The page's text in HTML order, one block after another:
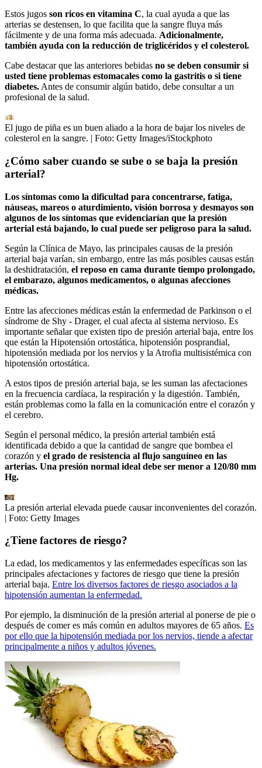
Estos jugos son ricos en vitamina C, la cual ayuda a que las
arterias se destensen, lo que facilita que la sangre fluya más
fácilmente y de una forma más adecuada. Adicionalmente,
también ayuda con la reducción de triglicéridos y el colesterol.
Cabe destacar que las anteriores bebidas no se deben consumir si
usted tiene problemas estomacales como la gastritis o si tiene
diabetes. Antes de consumir algún batido, debe consultar a un
profesional de la salud.
El jugo de piña es un buen aliado a la hora de bajar los niveles de
colesterol en la sangre. | Foto: Getty Images/iStockphoto
¿Cómo saber cuando se sube o se baja la presión
arterial?
Los síntomas como la dificultad para concentrarse, fatiga,
náuseas, mareos o aturdimiento, visión borrosa y desmayos son
algunos de los síntomas que evidenciarían que la presión
arterial está bajando, lo cual puede ser peligroso para la salud.
Según la Clínica de Mayo, las principales causas de la presión
arterial baja varían, sin embargo, entre las más posibles causas están
la deshidratación, el reposo en cama durante tiempo prolongado,
el embarazo, algunos medicamentos, o algunas afecciones
médicas.
Entre las afecciones médicas están la enfermedad de Parkinson o el
síndrome de Shy - Drager, el cual afecta al sistema nervioso. Es
importante señalar que existen tipo de presión arterial baja, entre los
que están la Hipotensión ortostática, hipotensión posprandial,
hipotensión mediada por los nervios y la Atrofia multisistémica con
hipotensión ortostática.
A estos tipos de presión arterial baja, se les suman las afectaciones
en la frecuencia cardíaca, la respiración y la digestión. También,
están problemas como la falla en la comunicación entre el corazón y
el cerebro.
Según el personal médico, la presión arterial también está
identificada debido a que la cantidad de sangre que bombea el
corazón y el grado de resistencia al flujo sanguíneo en las
arterias. Una presión normal ideal debe ser menor a 120/80 mm
Hg.
La presión arterial elevada puede causar inconvenientes del corazón.
| Foto: Getty Images
¿Tiene factores de riesgo?
La edad, los medicamentos y las enfermedades específicas son las
principales afectaciones y factores de riesgo que tiene la presión
arterial baja. Entre los diversos factores de riesgo asociados a la
hipotensión aumentan la enfermedad.
Por ejemplo, la disminución de la presión arterial al ponerse de pie o
después de comer es más común en adultos mayores de 65 años. Es
por ello que la hipotensión mediada por los nervios, tiende a afectar
principalmente a niños y adultos jóvenes.